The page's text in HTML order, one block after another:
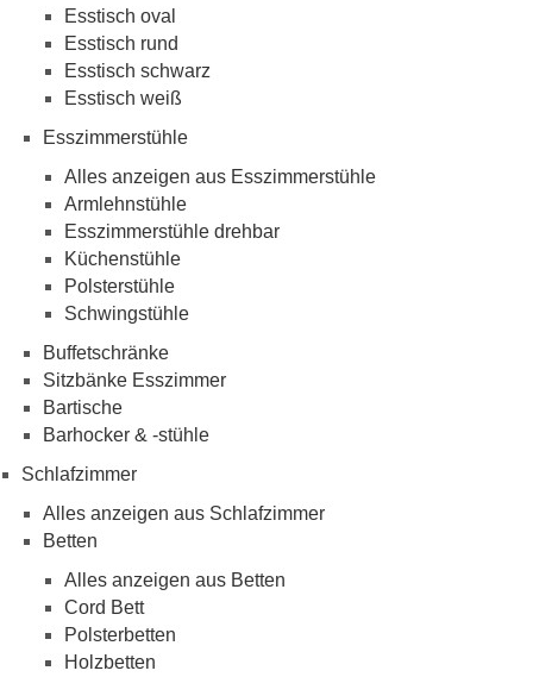
Esstisch oval
Esstisch rund
Esstisch schwarz
Esstisch weiß
Esszimmerstühle
Alles anzeigen aus Esszimmerstühle
Armlehnstühle
Esszimmerstühle drehbar
Küchenstühle
Polsterstühle
Schwingstühle
Buffetschränke
Sitzbänke Esszimmer
Bartische
Barhocker & -stühle
Schlafzimmer
Alles anzeigen aus Schlafzimmer
Betten
Alles anzeigen aus Betten
Cord Bett
Polsterbetten
Holzbetten